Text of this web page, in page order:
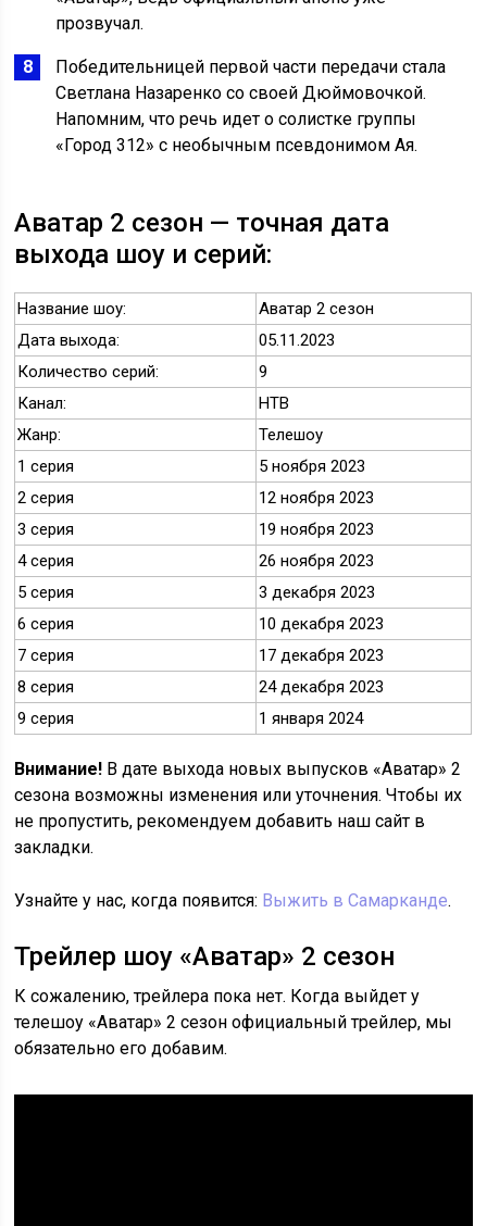
прозвучал.
Победительницей первой части передачи стала
Светлана Назаренко со своей Дюймовочкой.
Напомним, что речь идет о солистке группы
«Город 312» с необычным псевдонимом Ая.
Аватар 2 сезон — точная дата
выхода шоу и серий:
Название шоу:
Аватар 2 сезон
Дата выхода:
05.11.2023
Количество серий:
9
Канал:
НТВ
Жанр:
Телешоу
1 серия
5 ноября 2023
2 серия
12 ноября 2023
3 серия
19 ноября 2023
4 серия
26 ноября 2023
5 серия
3 декабря 2023
6 серия
10 декабря 2023
7 серия
17 декабря 2023
8 серия
24 декабря 2023
9 серия
1 января 2024
Внимание! В дате выхода новых выпусков «Аватар» 2
сезона возможны изменения или уточнения. Чтобы их
не пропустить, рекомендуем добавить наш сайт в
закладки.
Узнайте у нас, когда появится: Выжить в Самарканде.
Трейлер шоу «Аватар» 2 сезон
К сожалению, трейлера пока нет. Когда выйдет у
телешоу «Аватар» 2 сезон официальный трейлер, мы
обязательно его добавим.